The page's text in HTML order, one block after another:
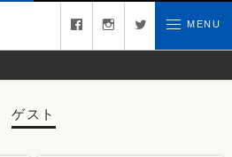
お問い合わせfacebook instagram twitter MENU
ゲスト